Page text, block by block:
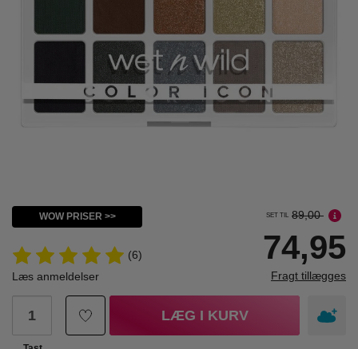
WOW PRISER >>
(6)
Læs anmeldelser
SET TIL 89,00
74,95
Fragt tillægges
LÆG I KURV